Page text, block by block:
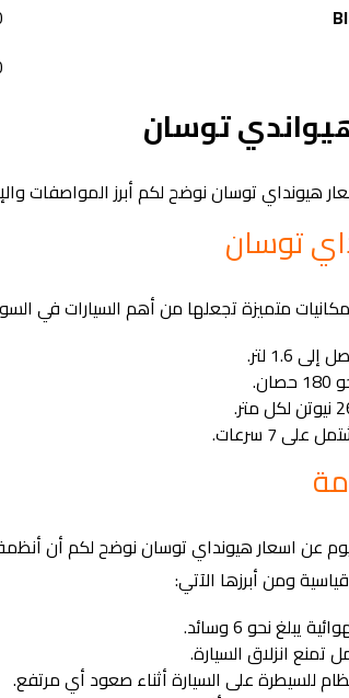
توسان
هيونداي توسان نوضح لكم أبرز المواصفات
توسان
متميزة تجعلها من أهم السيارات في
1.6 لتر.
7 سرعات.
عن اسعار هيونداي توسان نوضح لكم أن
ومن أبرزها الآتي:
يبلغ نحو 6 وسائد.
تمنع انزلاق السيارة.
للسيطرة على السيارة أثناء صعود أي مرتفع.